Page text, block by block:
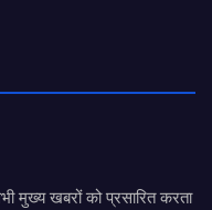
मुख्य खबरों को प्रसारित करता